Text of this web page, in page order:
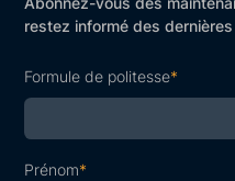
restez informé des
Formule de politesse*
Prénom*